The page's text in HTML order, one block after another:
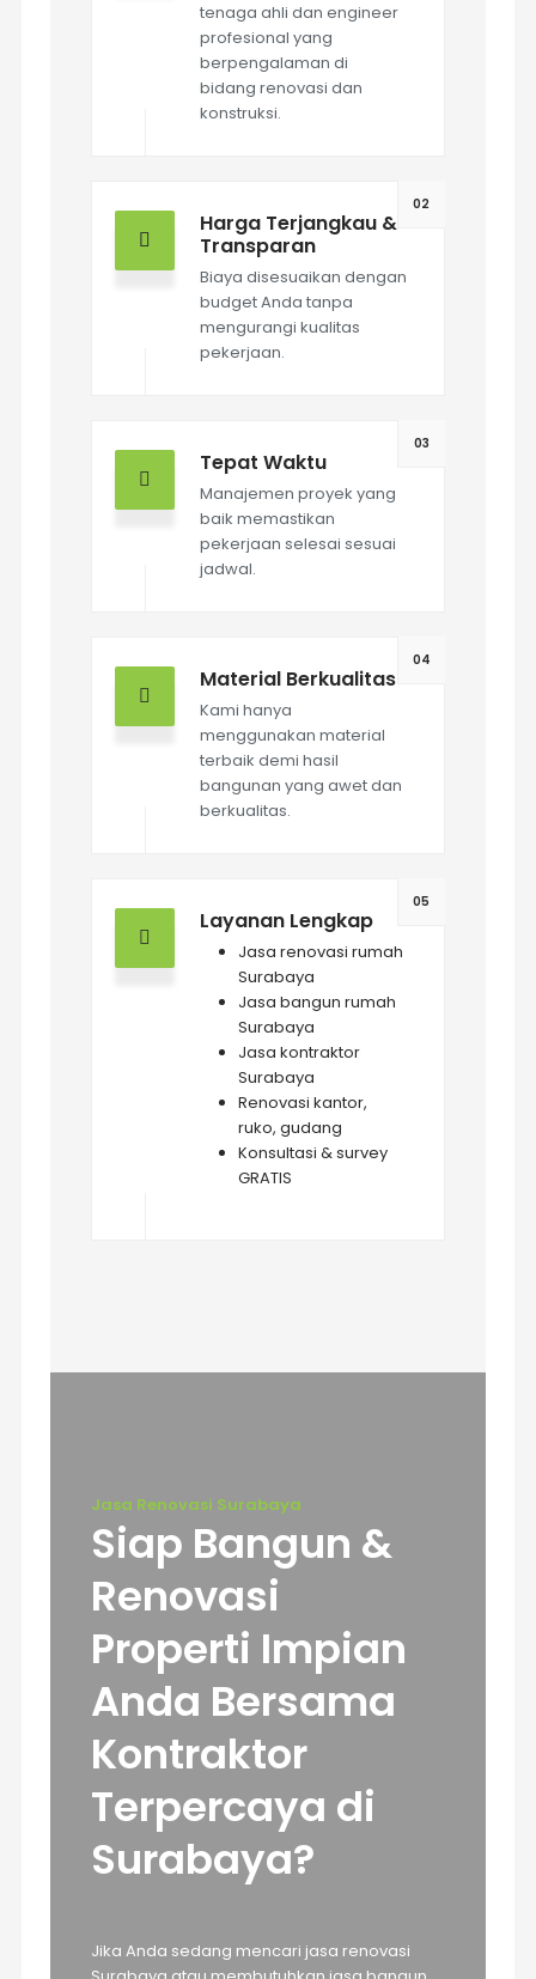
tenaga ahli dan engineer
profesional yang
berpengalaman di
bidang renovasi dan
konstruksi.
02
Harga Terjangkau &
Transparan
Biaya disesuaikan dengan
budget Anda tanpa
mengurangi kualitas
pekerjaan.
03
Tepat Waktu
Manajemen proyek yang
baik memastikan
pekerjaan selesai sesuai
jadwal.
04
Material Berkualitas
Kami hanya
menggunakan material
terbaik demi hasil
bangunan yang awet dan
berkualitas.
05
Layanan Lengkap
Jasa renovasi rumah
Surabaya
Jasa bangun rumah
Surabaya
Jasa kontraktor
Surabaya
Renovasi kantor,
ruko, gudang
Konsultasi & survey
GRATIS
Jasa Renovasi Surabaya
Siap Bangun &
Renovasi
Properti Impian
Anda Bersama
Kontraktor
Terpercaya di
Surabaya?
Jika Anda sedang mencari jasa renovasi